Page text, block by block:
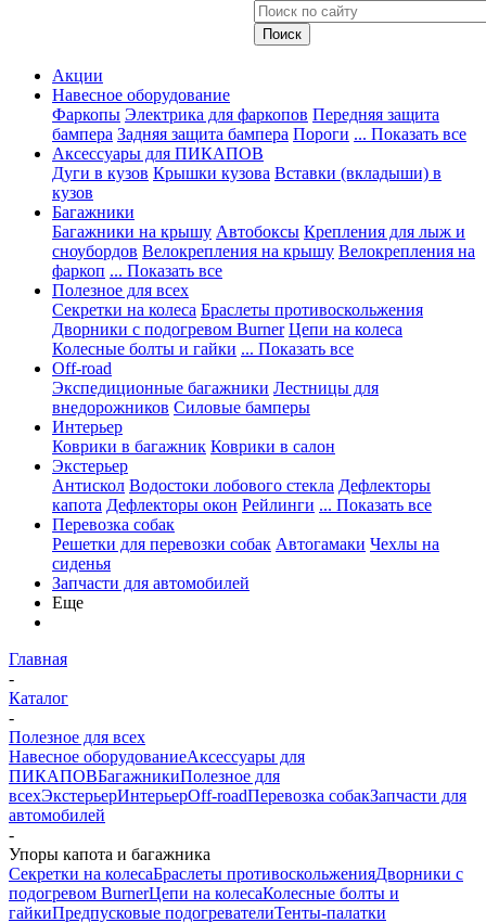
Акции
Навесное оборудование
Фаркопы Электрика для фаркопов Передняя защита
бампера Задняя защита бампера Пороги ... Показать все
Аксессуары для ПИКАПОВ
Дуги в кузов Крышки кузова Вставки (вкладыши) в
кузов
Багажники
Багажники на крышу Автобоксы Крепления для лыж и
сноубордов Велокрепления на крышу Велокрепления на
фаркоп ... Показать все
Полезное для всех
Секретки на колеса Браслеты противоскольжения
Дворники с подогревом Burner Цепи на колеса
Колесные болты и гайки ... Показать все
Off-road
Экспедиционные багажники Лестницы для
внедорожников Силовые бамперы
Интерьер
Коврики в багажник Коврики в салон
Экстерьер
Антискол Водостоки лобового стекла Дефлекторы
капота Дефлекторы окон Рейлинги ... Показать все
Перевозка собак
Решетки для перевозки собак Автогамаки Чехлы на
сиденья
Запчасти для автомобилей
Еще
Главная
-
Каталог
-
Полезное для всех
Навесное оборудованиеАксессуары для
ПИКАПОВБагажникиПолезное для
всехЭкстерьерИнтерьерOff-roadПеревозка собакЗапчасти для
автомобилей
-
Упоры капота и багажника
Секретки на колесаБраслеты противоскольженияДворники с
подогревом BurnerЦепи на колесаКолесные болты и
гайкиПредпусковые подогревателиТенты-палатки